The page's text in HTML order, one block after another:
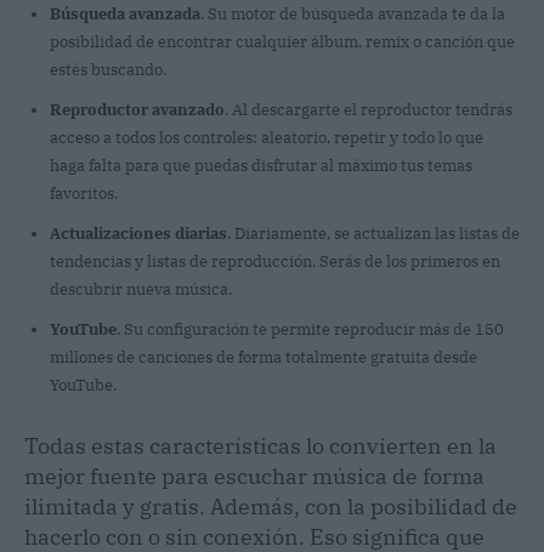
Búsqueda avanzada. Su motor de búsqueda avanzada te da la
posibilidad de encontrar cualquier álbum, remix o canción que
estés buscando.
Reproductor avanzado. Al descargarte el reproductor tendrás
acceso a todos los controles: aleatorio, repetir y todo lo que
haga falta para que puedas disfrutar al máximo tus temas
favoritos.
Actualizaciones diarias. Diariamente, se actualizan las listas de
tendencias y listas de reproducción. Serás de los primeros en
descubrir nueva música.
YouTube. Su configuración te permite reproducir más de 150
millones de canciones de forma totalmente gratuita desde
YouTube.
Todas estas características lo convierten en la
mejor fuente para escuchar música de forma
ilimitada y gratis. Además, con la posibilidad de
hacerlo con o sin conexión. Eso significa que